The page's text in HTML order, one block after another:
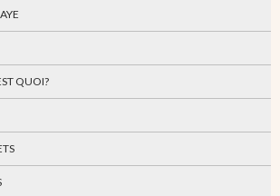
QUOI?